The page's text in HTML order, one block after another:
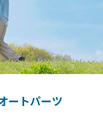
ートパーツ